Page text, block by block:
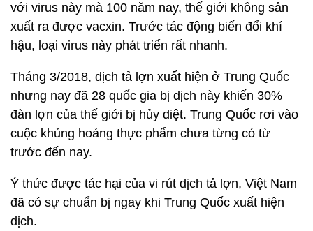
với virus này mà 100 năm nay, thế giới không sản
xuất ra được vacxin. Trước tác động biến đổi khí
hậu, loại virus này phát triển rất nhanh.
Tháng 3/2018, dịch tả lợn xuất hiện ở Trung Quốc
nhưng nay đã 28 quốc gia bị dịch này khiến 30%
đàn lợn của thế giới bị hủy diệt. Trung Quốc rơi vào
cuộc khủng hoảng thực phẩm chưa từng có từ
trước đến nay.
Ý thức được tác hại của vi rút dịch tả lợn, Việt Nam
đã có sự chuẩn bị ngay khi Trung Quốc xuất hiện
dịch.